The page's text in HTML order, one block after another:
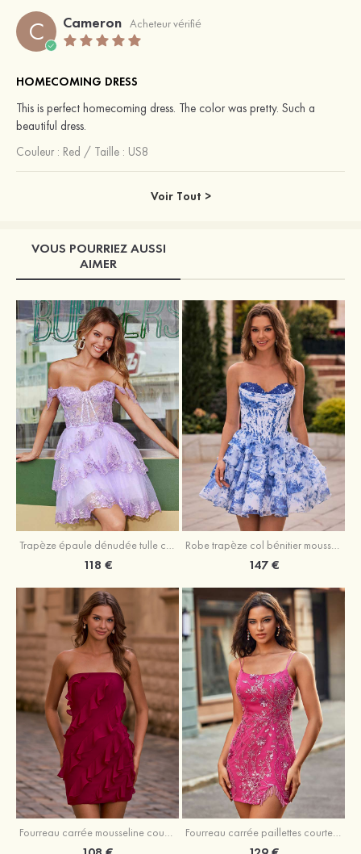
C Cameron Acheteur vérifié
HOMECOMING DRESS
This is perfect homecoming dress. The color was pretty. Such a
beautiful dress.
Couleur : Red / Taille : US8
Voir Tout >
VOUS POURRIEZ AUSSI
AIMER
Trapèze épaule dénudée tulle courte/mini robe de fête de la rentrée avec paillettes
118 €
Robe trapèze col bénitier mousseline courte/mini robe de fête de la rentrée avec appliqué
147 €
Fourreau carrée mousseline courte/mini robe de fête de la rentré avec volants Fourreau carrée paillettes courte/mini robe de fête de la rentrée